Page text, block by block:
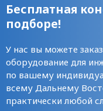
Бесплатная
подборе!
У нас вы можете
оборудование для
по вашему
всему Дальнему
практически любой